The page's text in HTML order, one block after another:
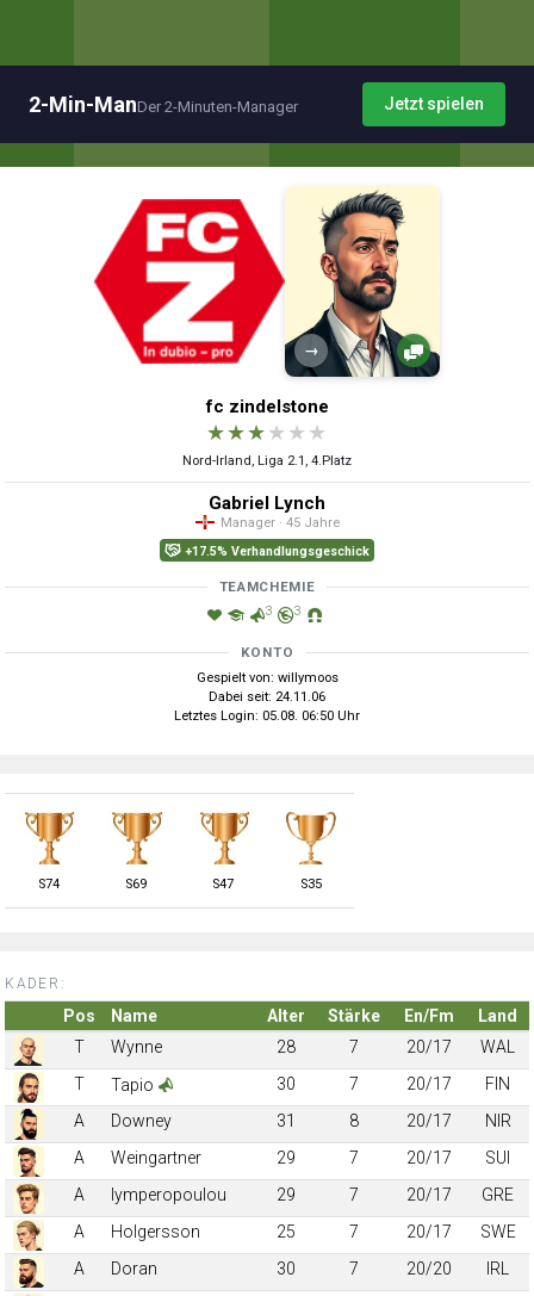
2-Min-ManDer 2-Minuten-Manager Jetzt spielen
→
fc zindelstone
★★★★ ★ ★
Nord-Irland, Liga 2.1, 4.Platz
Gabriel Lynch
Manager · 45 Jahre
+17.5% Verhandlungsgeschick
TEAMCHEMIE
3 3
KONTO
Gespielt von: willymoos
Dabei seit: 24.11.06
Letztes Login: 05.08. 06:50 Uhr
S74 S69 S47 S35
KADER:
Pos Name Alter Stärke En/Fm
Land
T
Wynne 28 7 20/17
WAL
T
Tapio 30 7 20/17
FIN
A
Downey 31 8 20/17
NIR
A
Weingartner 29 7 20/17
SUI
A
Iymperopoulou 29 7 20/17
GRE
A
Holgersson 25 7 20/17
SWE
A
Doran 30 7 20/20
IRL